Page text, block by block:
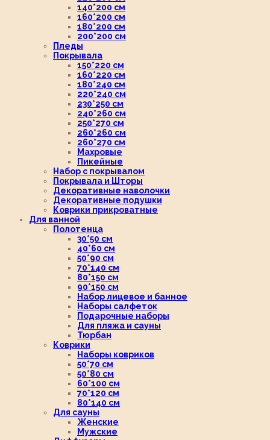
140*200 см
160*200 см
180*200 см
200*200 см
Пледы
Покрывала
150*220 см
160*220 см
180*240 см
220*240 см
230*250 см
240*260 см
250*270 см
260*260 см
260*270 см
Махровые
Пикейные
Набор с покрывалом
Покрывала и Шторы
Декоративные наволочки
Декоративные подушки
Коврики прикроватные
Для ванной
Полотенца
30*50 см
40*60 см
50*90 см
70*140 см
80*150 см
90*150 см
Набор лицевое и банное
Наборы салфеток
Подарочные наборы
Для пляжа и сауны
Тюрбан
Коврики
Наборы ковриков
50*70 см
50*80 см
60*100 см
70*120 см
80*140 см
Для сауны
Женские
Мужские